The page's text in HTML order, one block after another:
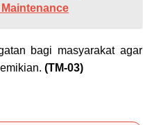
bagi masyarakat agar
(TM-03)